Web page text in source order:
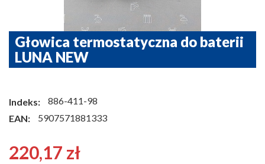
Głowica termostatyczna do baterii
LUNA NEW
Indeks:
886-411-98
EAN:
5907571881333
220,17 zł